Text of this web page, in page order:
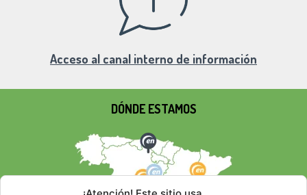
Acceso al canal interno de información
DÓNDE ESTAMOS